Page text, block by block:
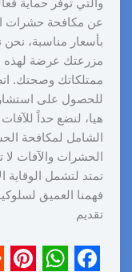
والتي توفر حماية
عن مكافحة حشرات
بأسعار مناسبة، نحن
مزرعتك عرضة لهذه
للحصول على
هيا، لنضع حداً
الشامل لمكافحة
الحشرات والآفات
تمتد لتشمل الوقاية
فهمنا العميق
تقديم